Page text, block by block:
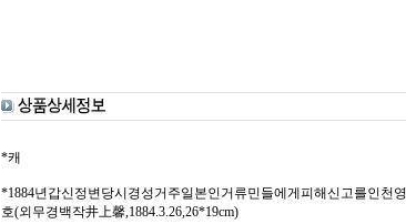
*캐
*1884년갑신정변당시경성거주일본인거류민들에게피해신고를인천
호(외무경백작井上馨,1884.3.26,26*19cm)